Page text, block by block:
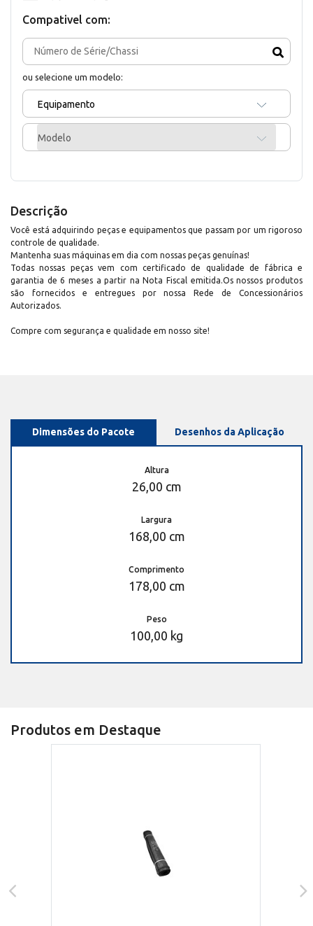
Compativel com:
ou selecione um modelo:
Equipamento
Modelo
Descrição
Você está adquirindo peças e equipamentos que passam por um rigoroso
controle de qualidade.
Mantenha suas máquinas em dia com nossas peças genuínas!
Todas nossas peças vem com certificado de qualidade de fábrica e
garantia de 6 meses a partir na Nota Fiscal emitida.Os nossos produtos
são fornecidos e entregues por nossa Rede de Concessionários
Autorizados.
Compre com segurança e qualidade em nosso site!
Dimensões do Pacote Desenhos da Aplicação
Altura
26,00 cm
Largura
168,00 cm
Comprimento
178,00 cm
Peso
100,00 kg
Produtos em Destaque